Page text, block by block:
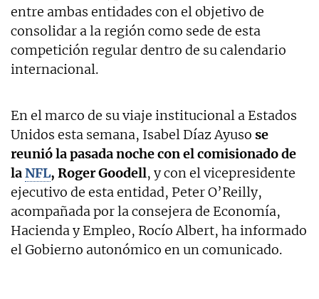
entre ambas entidades con el objetivo de
consolidar a la región como sede de esta
competición regular dentro de su calendario
internacional.
En el marco de su viaje institucional a Estados
Unidos esta semana, Isabel Díaz Ayuso se
reunió la pasada noche con el comisionado de
laNFL, Roger Goodell, y con el vicepresidente
ejecutivo de esta entidad, Peter O’Reilly,
acompañada por la consejera de Economía,
Hacienda y Empleo, Rocío Albert, ha informado
el Gobierno autonómico en un comunicado.